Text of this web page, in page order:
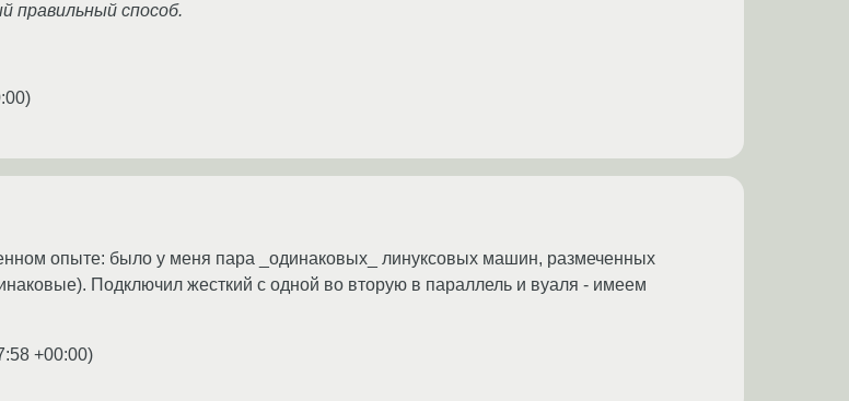
правильный способ.
)
опыте: было у меня пара _одинаковых_ линуксовых машин, размеченных
Подключил жесткий с одной во вторую в параллель и вуаля - имеем
+00:00)